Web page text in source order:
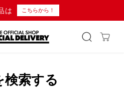
は こちらから！
検索する